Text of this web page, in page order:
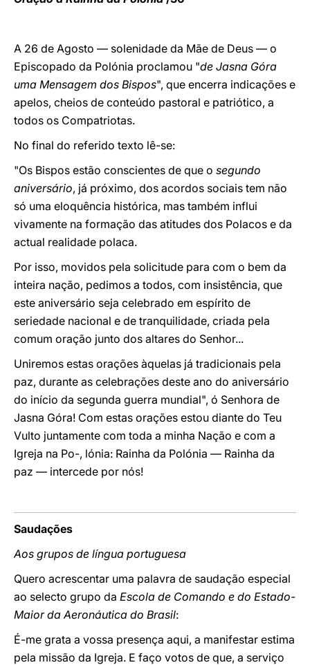
A 26 de Agosto — solenidade da Mãe de Deus — o
Episcopado da Polónia proclamou "de Jasna Góra
uma Mensagem dos Bispos", que encerra indicações e
apelos, cheios de conteúdo pastoral e patriótico, a
todos os Compatriotas.
No final do referido texto lê-se:
"Os Bispos estão conscientes de que o segundo
aniversário, já próximo, dos acordos sociais tem não
só uma eloquência histórica, mas também influi
vivamente na formação das atitudes dos Polacos e da
actual realidade polaca.
Por isso, movidos pela solicitude para com o bem da
inteira nação, pedimos a todos, com insistência, que
este aniversário seja celebrado em espírito de
seriedade nacional e de tranquilidade, criada pela
comum oração junto dos altares do Senhor...
Uniremos estas orações àquelas já tradicionais pela
paz, durante as celebrações deste ano do aniversário
do início da segunda guerra mundial", ó Senhora de
Jasna Góra! Com estas orações estou diante do Teu
Vulto juntamente com toda a minha Nação e com a
Igreja na Po-, lónia: Rainha da Polónia — Rainha da
paz — intercede por nós!
Saudações
Aos grupos de língua portuguesa
Quero acrescentar uma palavra de saudação especial
ao selecto grupo da Escola de Comando e do Estado-
Maior da Aeronáutica do Brasil:
É-me grata a vossa presença aqui, a manifestar estima
pela missão da Igreja. E faço votos de que, a serviço